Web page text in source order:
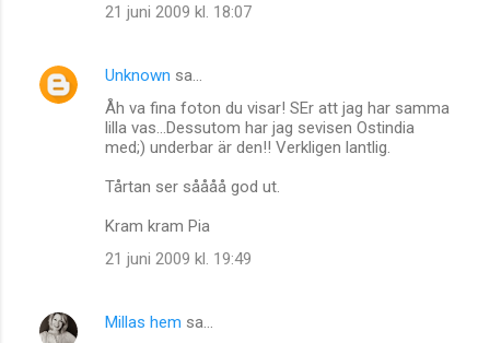
21 juni 2009 kl. 18:07
Unknown sa…
Åh va fina foton du visar! SEr att jag har samma
lilla vas...Dessutom har jag sevisen Ostindia
med;) underbar är den!! Verkligen lantlig.
Tårtan ser såååå god ut.
Kram kram Pia
21 juni 2009 kl. 19:49
Millas hem sa…